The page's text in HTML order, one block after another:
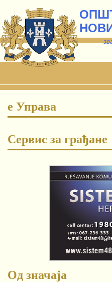
е Управа
Сервис за грађане
Од значаја